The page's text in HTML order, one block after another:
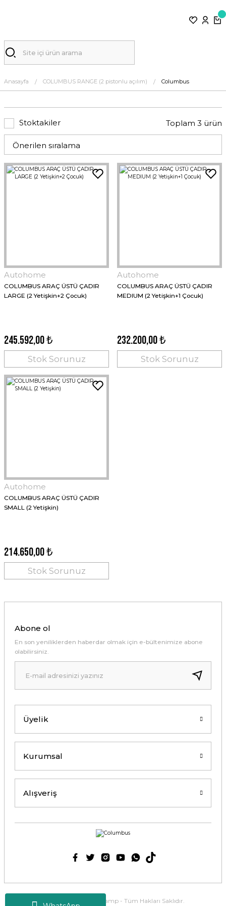
Anasayfa COLUMBUS RANGE (2 pistonlu açılım) Columbus
Stoktakiler Toplam 3 ürün
Autohome
COLUMBUS ARAÇ ÜSTÜ ÇADIR
LARGE (2 Yetişkin+2 Çocuk)
245.592,00 ₺
Stok Sorunuz
Autohome
COLUMBUS ARAÇ ÜSTÜ ÇADIR
MEDIUM (2 Yetişkin+1 Çocuk)
232.200,00 ₺
Stok Sorunuz
Autohome
COLUMBUS ARAÇ ÜSTÜ ÇADIR
SMALL (2 Yetişkin)
214.650,00 ₺
Stok Sorunuz
Üyelik
Kurumsal
Alışveriş
Abone ol
En son yeniliklerden haberdar olmak için e-bültenimize abone
olabilirsiniz.
2025 Copyright Tirolcamp - Tüm Hakları Saklıdır.